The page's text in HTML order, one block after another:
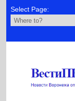
Select Page: